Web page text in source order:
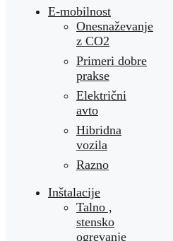
E-mobilnost
Onesnaževanje
z CO2
Primeri dobre
prakse
Električni
avto
Hibridna
vozila
Razno
Inštalacije
Talno ,
stensko
ogrevanje